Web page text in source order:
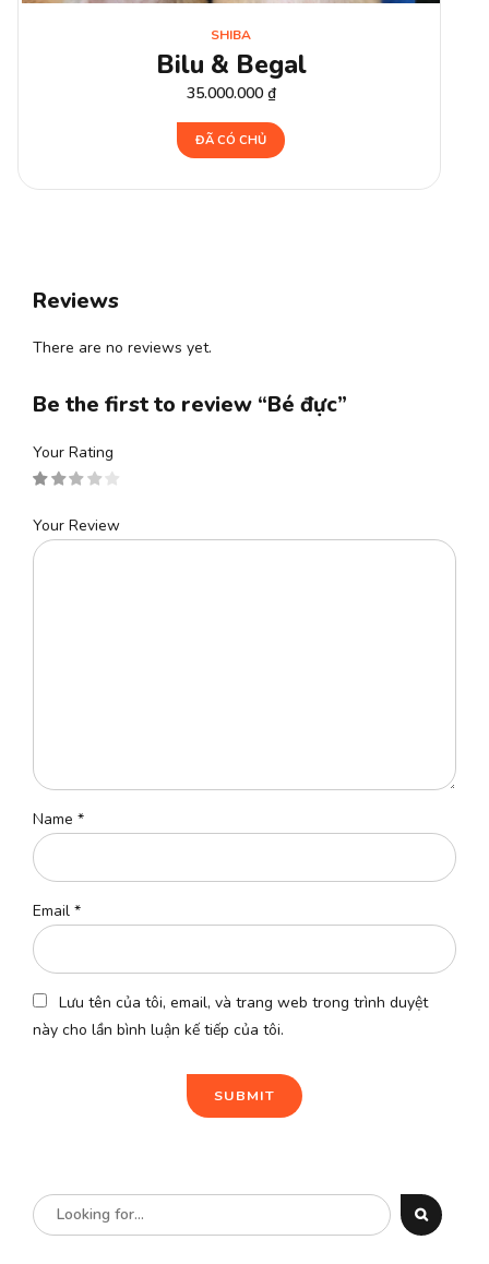
SHIBA
Bilu & Begal
35.000.000 ₫
ĐÃ CÓ CHỦ
Reviews
There are no reviews yet.
Be the first to review “Bé đực”
Your Rating
Your Review
Name *
Email *
Lưu tên của tôi, email, và trang web trong trình duyệt
này cho lần bình luận kế tiếp của tôi.